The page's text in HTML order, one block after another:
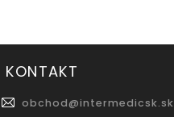
KONTAKT
obchod@intermedicsk.sk